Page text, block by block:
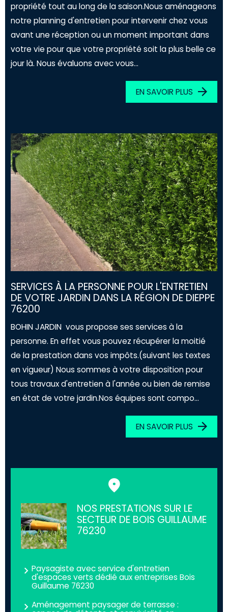
propriété tout au long de la saison.Nous aménageons
notre planning d'entretien pour intervenir chez vous
avant une réception ou un moment important dans
votre vie pour que votre propriété soit la plus belle ce
jour là. Nous évaluons avec vous...
EN SAVOIR PLUS
SERVICES À LA PERSONNE POUR L'ENTRETIEN
DE VOTRE JARDIN DANS LA RÉGION DE DIEPPE
76200
BOHIN JARDIN vous propose ses services à la
personne. En effet vous pouvez récupérer la moitié
de la prestation dans vos impôts.(suivant les textes
en vigueur) Nous sommes à votre disposition pour
tous travaux d'entretien à l'année ou bien de remise
en état de votre jardin.Nos équipes sont compo...
EN SAVOIR PLUS
NOS PRESTATIONS SUR LE
SECTEUR DE BOIS GUILLAUME
76230
Paysagiste avec service d'entretien
d'espaces verts dédié aux entreprises Bois
Guillaume 76230
Aménagement paysager de terrasse :